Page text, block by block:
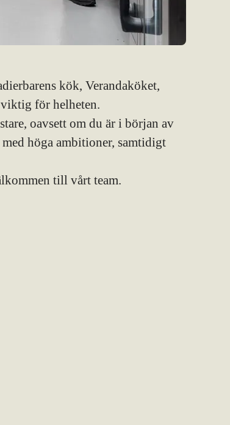
kök, Verandaköket,
för helheten.
oavsett om du är i början av
höga ambitioner, samtidigt
till vårt team.